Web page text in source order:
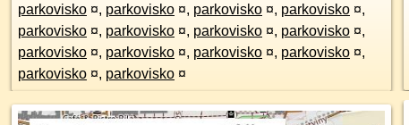
parkovisko ¤, parkovisko ¤, parkovisko ¤, parkovisko ¤,
parkovisko ¤, parkovisko ¤, parkovisko ¤, parkovisko ¤,
parkovisko ¤, parkovisko ¤, parkovisko ¤, parkovisko ¤,
parkovisko ¤, parkovisko ¤